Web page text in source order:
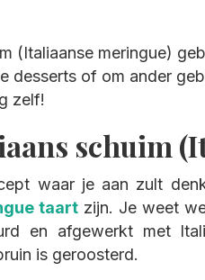
(Italiaanse meringue)
desserts of om ander
zelf!
schuim
waar je aan zult
taartzijn. Je weet
en afgewerkt met
is geroosterd.